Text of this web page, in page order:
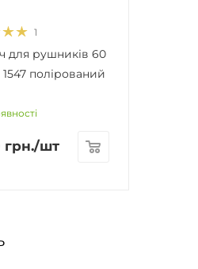
1
для рушників 60
полірований
грн./шт